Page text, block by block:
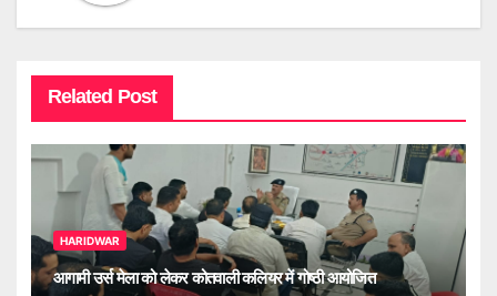
Related Post
HARIDWAR
आगामी उर्स मेला को लेकर कोतवाली कलियर में गोष्ठी आयोजित